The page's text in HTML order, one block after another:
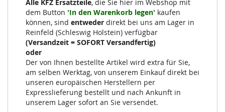
Alle KFZ Ersatzteile, die Sie hier im Webshop mit
dem Button 'In den Warenkorb legen' kaufen
können, sind entweder direkt bei uns am Lager in
Reinfeld (Schleswig Holstein) verfügbar
(Versandzeit = SOFORT Versandfertig)
oder
Der von Ihnen bestellte Artikel wird extra für Sie,
am selben Werktag, von unserem Einkauf direkt bei
unseren europäischen Herstellern per
Expresslieferung bestellt und nach Ankunft in
unserem Lager sofort an Sie versendet.